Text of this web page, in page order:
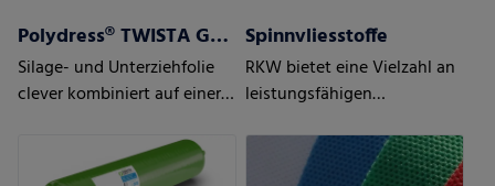
Polydress® TWISTA Green
Silage- und Unterziehfolie
clever kombiniert auf einer
Spinnvliesstoffe
RKW bietet eine Vielzahl an
leistungsfähigen
Vliesstoffen